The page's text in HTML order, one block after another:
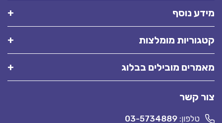
מידע נוסף
קטגוריות מומלצות
מאמרים מובילים בבלוג
צור קשר
טלפון: 03-5734889